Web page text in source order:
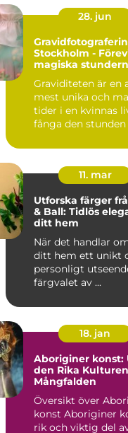
28. jun
Stockholm -
magiska
Graviditeten är en
mest unika och
tider i en kvinnas
fånga den
11. mar
Utforska färger
& Ball: Tidlös
ditt hem
När det handlar
ditt hem ett unikt
personligt
färgvalet av ...
18. jan
Aboriginer konst:
den Rika
Mångfalden
Översikt över
konst Aboriginer konst är en
rik och viktig del